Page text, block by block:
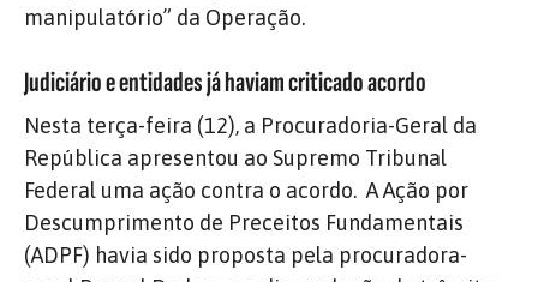
manipulatório” da Operação.
Judiciário e entidades já haviam criticado acordo
Nesta terça-feira (12), a Procuradoria-Geral da
República apresentou ao Supremo Tribunal
Federal uma ação contra o acordo. A Ação por
Descumprimento de Preceitos Fundamentais
(ADPF) havia sido proposta pela procuradora-